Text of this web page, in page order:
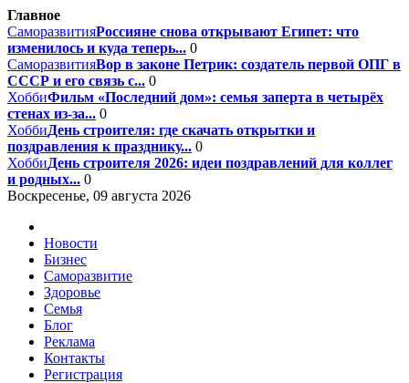
Главное
СаморазвитияРоссияне снова открывают Египет: что
изменилось и куда теперь... 0
СаморазвитияВор в законе Петрик: создатель первой ОПГ в
СССР и его связь с... 0
ХоббиФильм «Последний дом»: семья заперта в четырёх
стенах из-за... 0
ХоббиДень строителя: где скачать открытки и
поздравления к празднику... 0
ХоббиДень строителя 2026: идеи поздравлений для коллег
и родных... 0
Воскресенье, 09 августа 2026
Новости
Бизнес
Саморазвитие
Здоровье
Семья
Блог
Реклама
Контакты
Регистрация